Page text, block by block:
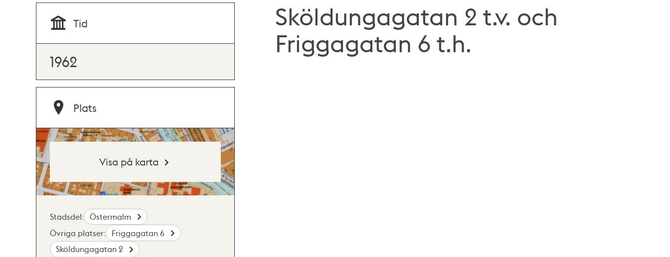
Sköldungagatan 2 t.v. och
Friggagatan 6 t.h.
Tid
1962
Plats
Visa på karta
Stadsdel:
Östermalm
Övriga platser:
Friggagatan 6
Sköldungagatan 2